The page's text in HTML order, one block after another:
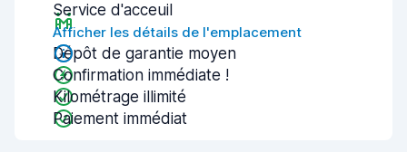
Service d'acceuil
Afficher les détails de l'emplacement
Dépôt de garantie moyen
Confirmation immédiate !
Kilométrage illimité
Paiement immédiat